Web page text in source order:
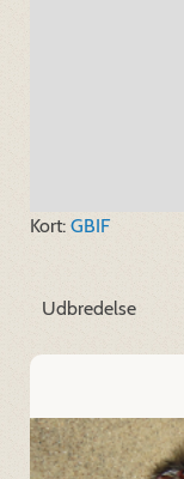
Kort: GBIF
Udbredelse